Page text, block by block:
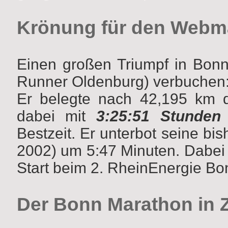
Krönung für den
Einen großen Triumpf in
Runner Oldenburg)
Er belegte nach 42,195 km
dabei mit
3:25:51 Stunden
Bestzeit. Er unterbot seine
2002) um 5:47 Minuten.
Start beim 2. RheinEnergie
Der Bonn Marathon in